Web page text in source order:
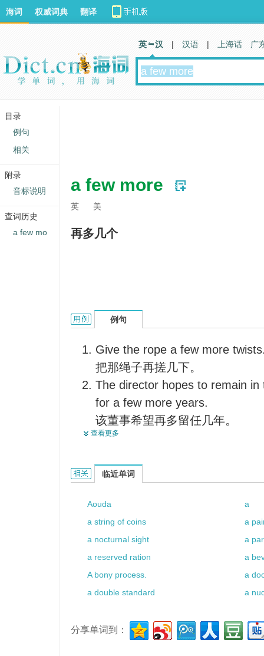
a few more
英 美
再多几个
a few more的用法和样例：
例句
Give the rope a few more
把那绳子再搓几下。
The director hopes to remain
for a few more years.
该董事希望再多留任几年。
It's a matter of a few more
Wet weather may continue for
A few more days, and the
bankruptcy.
再过几天，这家公司就将濒临破
A few more years will mellow
再过几年这酒就会香醇。
A few more traveller's cheques
多带几张旅行支票，度假时会有
查看更多
a few more的相关资料：
临近单词
Aouda
a
a string of coins
a
a nocturnal sight
a
a reserved ration
a
A bony process.
a
a double standard
a
分享单词到：
海词 权威词典 翻译
英 汉 | 汉语 | 上海话 广
目录
例句
相关
附录
音标说明
查词历史
a few mo